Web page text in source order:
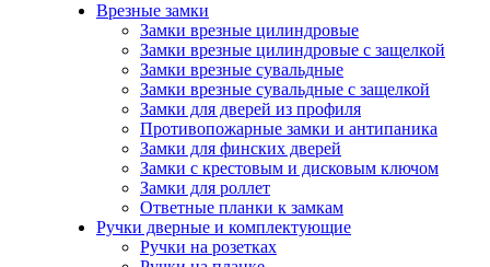
Врезные замки
Замки врезные цилиндровые
Замки врезные цилиндровые с защелкой
Замки врезные сувальдные
Замки врезные сувальдные с защелкой
Замки для дверей из профиля
Противопожарные замки и антипаника
Замки для финских дверей
Замки с крестовым и дисковым ключом
Замки для роллет
Ответные планки к замкам
Ручки дверные и комплектующие
Ручки на розетках